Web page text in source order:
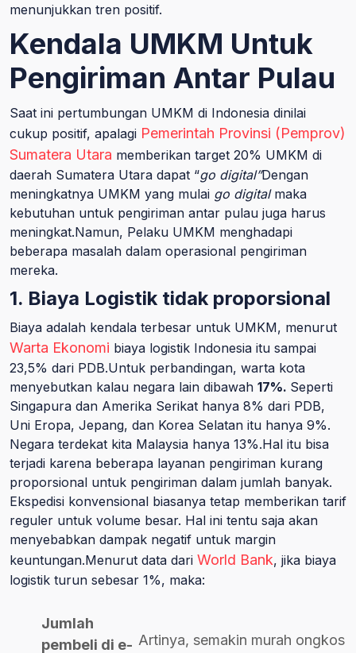
menunjukkan tren positif.
Kendala UMKM Untuk
Pengiriman Antar Pulau
Saat ini pertumbungan UMKM di Indonesia dinilai
cukup positif, apalagi Pemerintah Provinsi (Pemprov)
Sumatera Utara memberikan target 20% UMKM di
daerah Sumatera Utara dapat “go digital”Dengan
meningkatnya UMKM yang mulai go digital maka
kebutuhan untuk pengiriman antar pulau juga harus
meningkat.Namun, Pelaku UMKM menghadapi
beberapa masalah dalam operasional pengiriman
mereka.
1. Biaya Logistik tidak proporsional
Biaya adalah kendala terbesar untuk UMKM, menurut
Warta Ekonomi biaya logistik Indonesia itu sampai
23,5% dari PDB.Untuk perbandingan, warta kota
menyebutkan kalau negara lain dibawah 17%. Seperti
Singapura dan Amerika Serikat hanya 8% dari PDB,
Uni Eropa, Jepang, dan Korea Selatan itu hanya 9%.
Negara terdekat kita Malaysia hanya 13%.Hal itu bisa
terjadi karena beberapa layanan pengiriman kurang
proporsional untuk pengiriman dalam jumlah banyak.
Ekspedisi konvensional biasanya tetap memberikan tarif
reguler untuk volume besar. Hal ini tentu saja akan
menyebabkan dampak negatif untuk margin
keuntungan.Menurut data dari World Bank, jika biaya
logistik turun sebesar 1%, maka:
Jumlah
pembeli di e- Artinya, semakin murah ongkos